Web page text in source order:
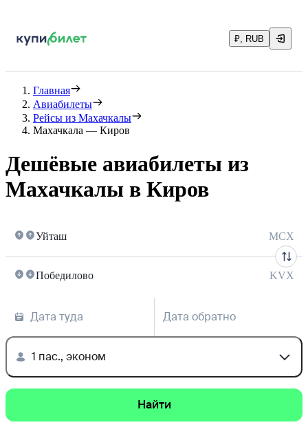
₽, RUB
Главная
Авиабилеты
Рейсы из Махачкалы
Махачкала — Киров
Дешёвые авиабилеты из
Махачкалы в Киров
Уйташ MCX
Победилово KVX
Дата туда Дата обратно
1 пас., эконом
Найти